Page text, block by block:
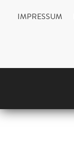
IMPRESSUM